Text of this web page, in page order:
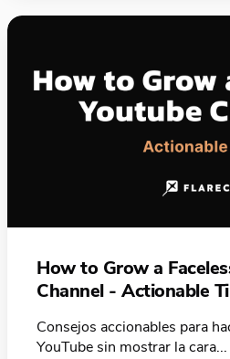
How to Grow a
Channel - Actionable
Consejos accionables para
YouTube sin mostrar la cara...